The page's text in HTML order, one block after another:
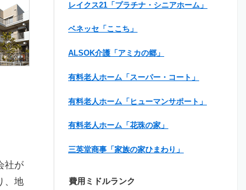
社が
、地
レイクス21「プラチナ・シニアホーム」
ベネッセ「ここち」
ALSOK介護「アミカの郷」
有料老人ホーム「スーパー・コート」
有料老人ホーム「ヒューマンサポート」
有料老人ホーム「花珠の家」
三英堂商事「家族の家ひまわり」
費用ミドルランク